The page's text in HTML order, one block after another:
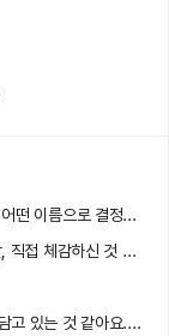
주변 반응 좋으면 더 고민되죠 ㅎㅎ 혹시 최종적으로 어떤 이름으로 결정하셨어요?
새로운 이름이 삶에 긍정적인 영향을 줄 수 있다는 말, 직접 체감하신 것 같아요! 멋진 선택 하셨네요 :)
이름이 단순한 호칭이 아니라 진짜 에너지와 성격을 담고 있는 것 같아요. 저도 바꿔볼까 고민 중이에요!